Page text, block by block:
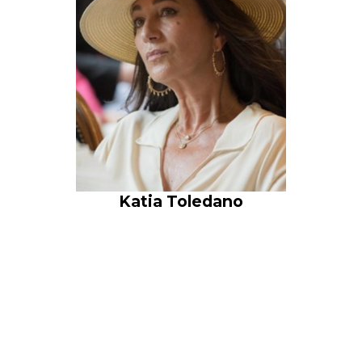
Katia Toledano